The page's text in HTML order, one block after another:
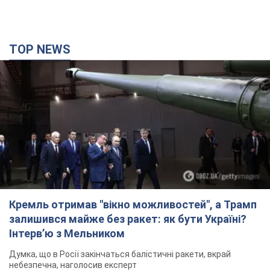
TOP NEWS
Кремль отримав "вікно можливостей", а Трамп
залишився майже без ракет: як бути Україні?
Інтерв’ю з Мельником
Думка, що в Росії закінчаться балістичні ракети, вкрай
небезпечна, наголосив експерт